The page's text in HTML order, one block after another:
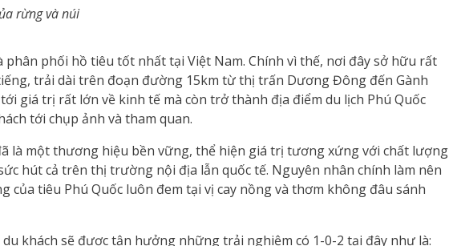
rừng và núi
phân phối hồ tiêu tốt nhất tại Việt Nam. Chính vì thế, nơi đây sở hữu rất
trải dài trên đoạn đường 15km từ thị trấn Dương Đông đến Gành
giá trị rất lớn về kinh tế mà còn trở thành địa điểm du lịch Phú Quốc
tới chụp ảnh và tham quan.
là một thương hiệu bền vững, thể hiện giá trị tương xứng với chất lượng
hút cả trên thị trường nội địa lẫn quốc tế. Nguyên nhân chính làm nên
của tiêu Phú Quốc luôn đem tại vị cay nồng và thơm không đâu sánh
khách sẽ được tận hưởng những trải nghiệm có 1-0-2 tại đây như là: